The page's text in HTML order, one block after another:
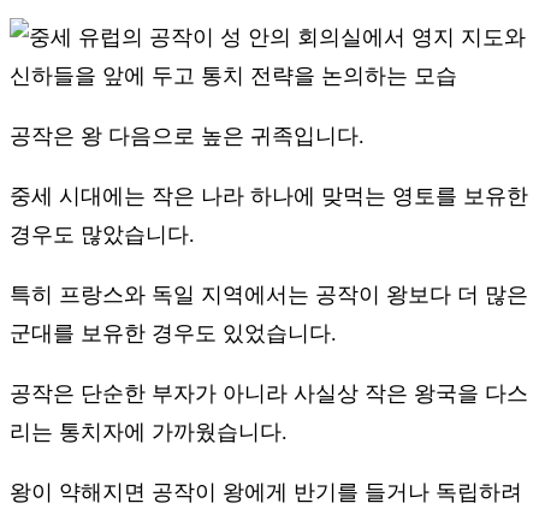
공작은 왕 다음으로 높은 귀족입니다.
중세 시대에는 작은 나라 하나에 맞먹는 영토를 보유한
경우도 많았습니다.
특히 프랑스와 독일 지역에서는 공작이 왕보다 더 많은
군대를 보유한 경우도 있었습니다.
공작은 단순한 부자가 아니라 사실상 작은 왕국을 다스
리는 통치자에 가까웠습니다.
왕이 약해지면 공작이 왕에게 반기를 들거나 독립하려